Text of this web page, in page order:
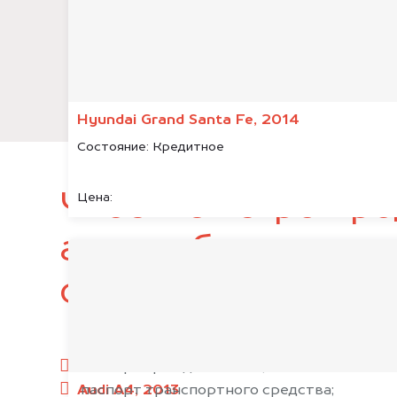
Hyundai Grand Santa Fe, 2014
Состояние: Кредитное
Цена:
Audi A4, 2013
Чтобы быстро
автомобиль,
следующие
паспорт транспортного средства;